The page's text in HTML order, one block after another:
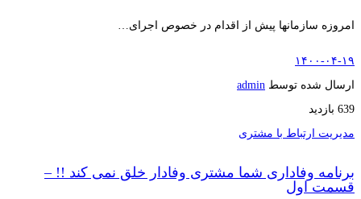
امروزه سازمانها پیش از اقدام در خصوص اجرای…
۱۴۰۰-۰۴-۱۹
ارسال شده توسط admin
639 بازدید
مدیریت ارتباط با مشتری
برنامه وفاداری شما مشتری وفادار خلق نمی کند !! –
قسمت اول